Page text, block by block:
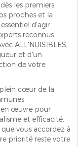
les premiers
proches et la
d'agir
reconnus
ALL'NUISIBLES,
et d'un
de votre
plein cœur de la
en œuvre pour
et efficacité.
vous accordez à
priorité reste votre